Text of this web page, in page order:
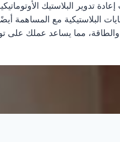
إعادة تدوير البلاستيك
البلاستيكية مع المساهمة
والطاقة، مما يساعد عملك على